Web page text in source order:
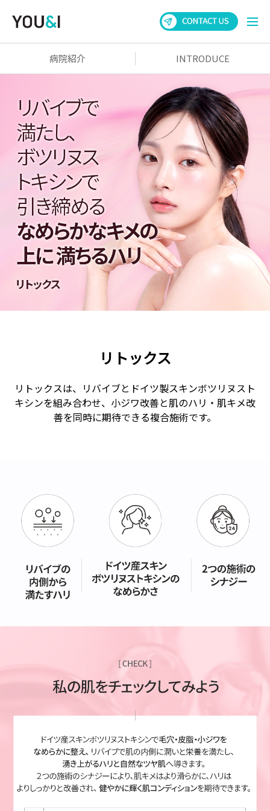
病院紹介 INTRODUCE
リトックス
リトックスは、リバイブとドイツ製スキンボツリヌスト
キシンを組み合わせ、小ジワ改善と肌のハリ・肌キメ改
善を同時に期待できる複合施術です。